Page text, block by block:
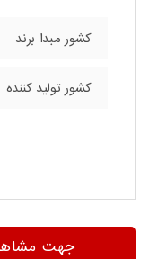
کشور مبدا برند
کشور تولید کننده
جهت